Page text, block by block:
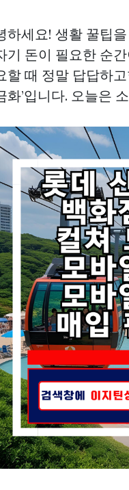
하세요! 생활 꿀팁
기 돈이 필요한 순
할 때 정말 답답하
화’입니다. 오늘은